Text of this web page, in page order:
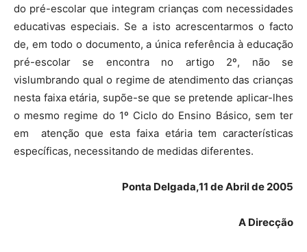
do pré-escolar que integram crianças com necessidades
educativas especiais. Se a isto acrescentarmos o facto
de, em todo o documento, a única referência à educação
pré-escolar se encontra no artigo 2º, não se
vislumbrando qual o regime de atendimento das crianças
nesta faixa etária, supõe-se que se pretende aplicar-lhes
o mesmo regime do 1º Ciclo do Ensino Básico, sem ter
em atenção que esta faixa etária tem características
específicas, necessitando de medidas diferentes.
Ponta Delgada,11 de Abril de 2005
A Direcção